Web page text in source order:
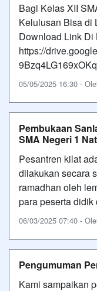
Bagi Kelas XII
Kelulusan Bisa di
Download Link Di
https://
05/05/2025 16:30 -
Pembukaan
SMA Negeri 1
Pesantren kilat
dilakukan secara
ramadhan oleh
para peserta
06/03/2025 07:40 -
Pengumuman
Kami sampaikan